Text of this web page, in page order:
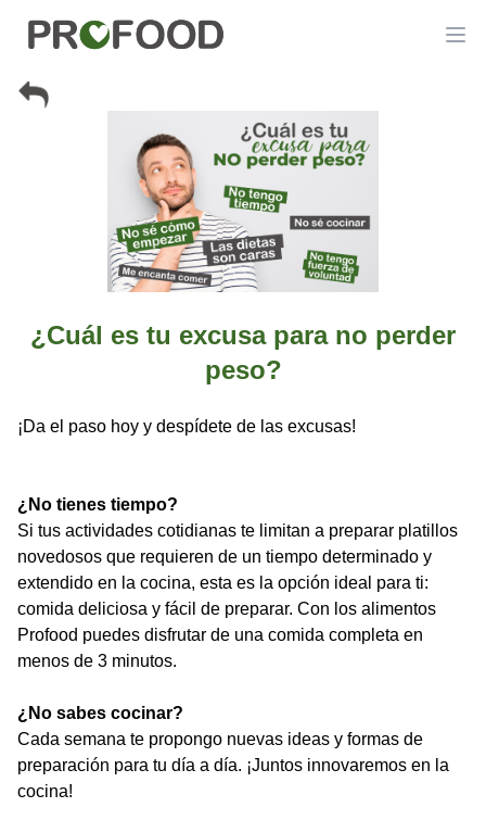
¿Cuál es tu excusa para no perder
peso?
¡Da el paso hoy y despídete de las excusas!
¿No tienes tiempo?
Si tus actividades cotidianas te limitan a preparar platillos
novedosos que requieren de un tiempo determinado y
extendido en la cocina, esta es la opción ideal para ti:
comida deliciosa y fácil de preparar. Con los alimentos
Profood puedes disfrutar de una comida completa en
menos de 3 minutos.
¿No sabes cocinar?
Cada semana te propongo nuevas ideas y formas de
preparación para tu día a día. ¡Juntos innovaremos en la
cocina!